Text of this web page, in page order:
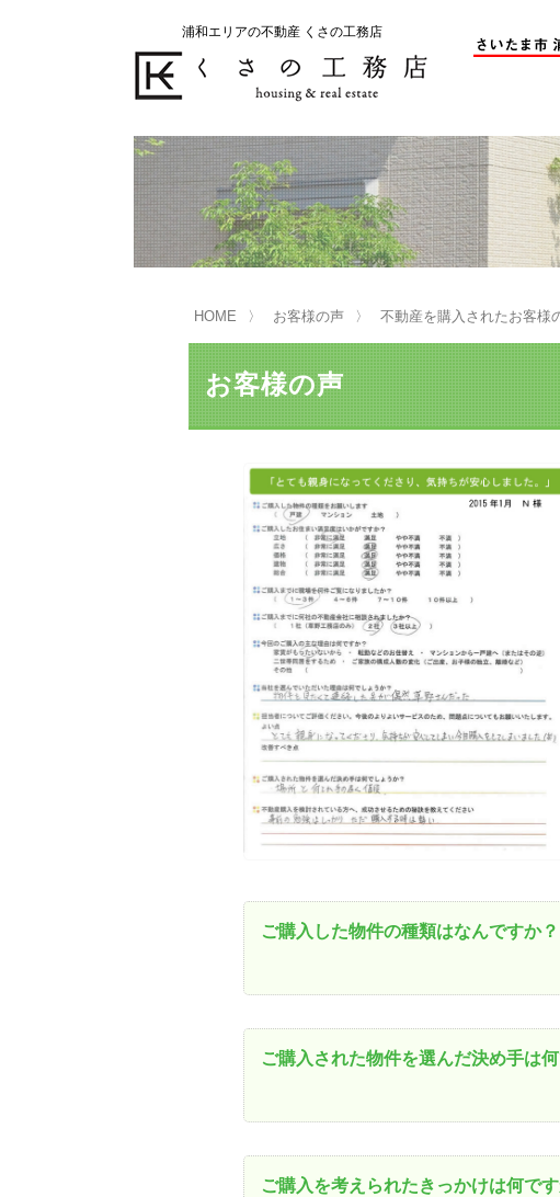
浦和エリアの不動産 くさの工務店
不動産の売却をお考えのお客様
くさの工務店が選ばれる理由 売却活動
売却相談
買い替えサポート はじめての売
売却前の修繕
不動産売却の詳しい流れ 仲介による不
不動産の引き渡し 不動産の残代
不動産の購入をお考えのお客様
くさの工務店が選ばれる理由 購入されたお
マンション選びのポイント 一戸建て選び
住宅ローン控除・消費税について
リニュアル仲介とは
資産価値の減りにくい住宅購入
HOME お客様の声 不動産を購入されたお客様
お客様の声
ご購入した物件の種類はなんですか？
ご購入された物件を選んだ決め手は
ご購入を考えられたきっかけは何です